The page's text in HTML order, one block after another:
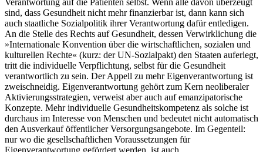
sind, dass Gesundheit nicht mehr finanzierbar ist, dann kann sich
auch staatliche Sozialpolitik ihrer Verantwortung dafür entledigen.
An die Stelle des Rechts auf Gesundheit, dessen Verwirklichung die
»Internationale Konvention über die wirtschaftlichen, sozialen und
kulturellen Rechte« (kurz: der UN-Sozialpakt) den Staaten auferlegt,
tritt die individuelle Verpflichtung, selbst für die Gesundheit
verantwortlich zu sein. Der Appell zu mehr Eigenverantwortung ist
zweischneidig. Eigenverantwortung gehört zum Kern neoliberaler
Aktivierungsstrategien, verweist aber auch auf emanzipatorische
Konzepte. Mehr individuelle Gesundheitskompetenz als solche ist
durchaus im Interesse von Menschen und bedeutet nicht automatisch
den Ausverkauf öffentlicher Versorgungsangebote. Im Gegenteil:
nur wo die gesellschaftlichen Voraussetzungen für
Eigenverantwortung gefördert werden, ist auch